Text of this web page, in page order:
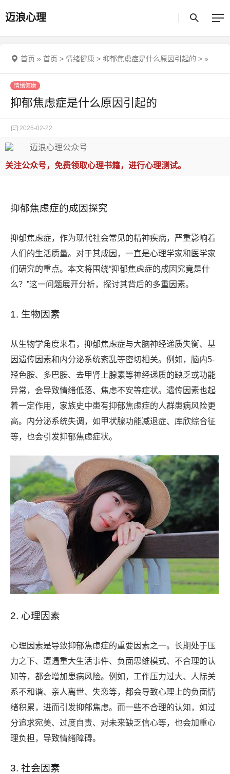
迈浪心理
首页 » 首页 > 情绪健康 > 抑郁焦虑症是什么原因引起的 > »
情绪健康
抑郁焦虑症是什么原因引起的
2025-02-22
关注公众号，免费领取心理书籍，进行心理测试。
抑郁焦虑症的成因探究
抑郁焦虑症，作为现代社会常见的精神疾病，严重影响着
人们的生活质量。对于其成因，一直是心理学家和医学家
们研究的重点。本文将围绕“抑郁焦虑症的成因究竟是什
么？”这一问题展开分析，探讨其背后的多重因素。
1. 生物因素
从生物学角度来看，抑郁焦虑症与大脑神经递质失衡、基
因遗传因素和内分泌系统紊乱等密切相关。例如，脑内5-
羟色胺、多巴胺、去甲肾上腺素等神经递质的缺乏或功能
异常，会导致情绪低落、焦虑不安等症状。遗传因素也起
着一定作用，家族史中患有抑郁焦虑症的人群患病风险更
高。内分泌系统失调，如甲状腺功能减退症、库欣综合征
等，也会引发抑郁焦虑症状。
2. 心理因素
心理因素是导致抑郁焦虑症的重要因素之一。长期处于压
力之下、遭遇重大生活事件、负面思维模式、不合理的认
知等，都会增加患病风险。例如，工作压力过大、人际关
系不和谐、亲人离世、失恋等，都会导致心理上的负面情
绪积累，进而引发抑郁焦虑。而一些不合理的认知，如过
分追求宛美、过度自责、对未来缺乏信心等，也会加重心
理负担，导致情绪障碍。
3. 社会因素